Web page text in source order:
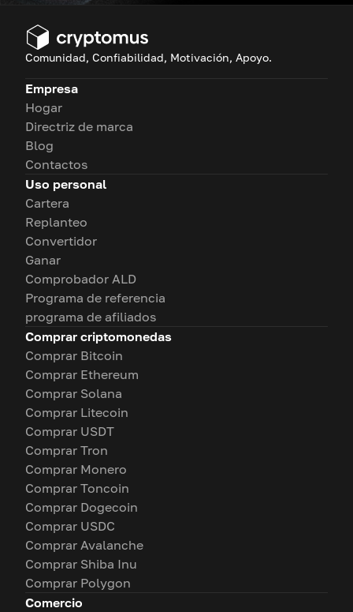
Comunidad, Confiabilidad, Motivación, Apoyo.
Empresa
Hogar
Directriz de marca
Blog
Contactos
Uso personal
Cartera
Replanteo
Convertidor
Ganar
Comprobador ALD
Programa de referencia
programa de afiliados
Comprar criptomonedas
Comprar Bitcoin
Comprar Ethereum
Comprar Solana
Comprar Litecoin
Comprar USDT
Comprar Tron
Comprar Monero
Comprar Toncoin
Comprar Dogecoin
Comprar USDC
Comprar Avalanche
Comprar Shiba Inu
Comprar Polygon
Comercio